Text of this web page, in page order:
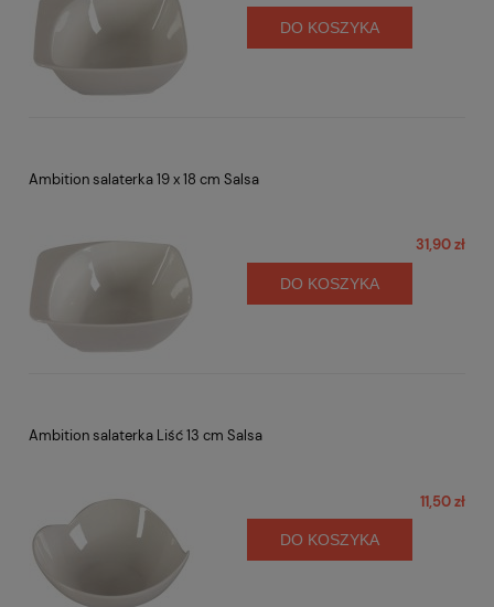
DO KOSZYKA
Ambition salaterka 19 x 18 cm Salsa
31,90 zł
DO KOSZYKA
Ambition salaterka Liść 13 cm Salsa
11,50 zł
DO KOSZYKA